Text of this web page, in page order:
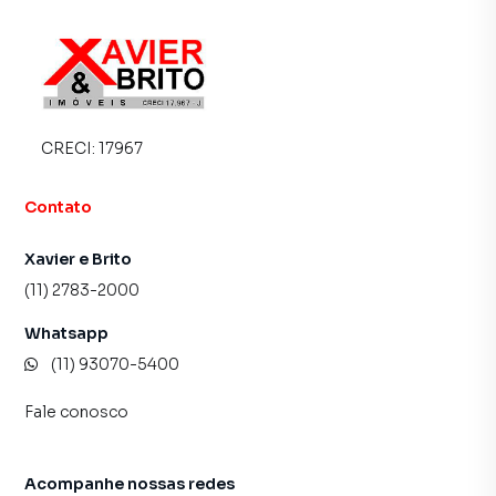
CRECI: 17967
Contato
Xavier e Brito
(11) 2783-2000
Whatsapp
(11) 93070-5400
Fale conosco
Acompanhe nossas redes